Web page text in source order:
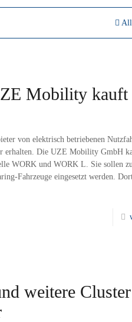
Mobility kauft
von elektrisch betriebenen
erhalten. Die UZE Mobility GmbH
WORK und WORK L. Sie sollen
Fahrzeuge eingesetzt werden.
weitere